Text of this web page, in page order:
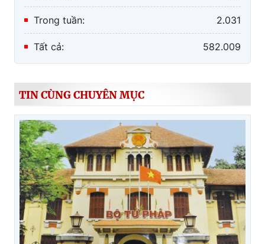
Trong tuần: 2.031
Tất cả: 582.009
TIN CÙNG CHUYÊN MỤC